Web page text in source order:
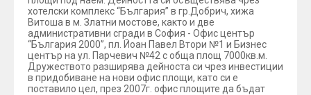
хотелски комплекс “България” в гр.Добрич, хижа
Витоша в м. Златни мостове, както и две
административни сгради в София - Офис център
“България 2000”, пл. Йоан Павел Втори №1 и Бизнес
център на ул. Парчевич №42 с обща площ 7000кв.м.
Дружеството разширява дейноста си чрез инвестиции
в придобиване на нови офис площи, като си е
поставило цел, през 2007г. офис площите да бъдат